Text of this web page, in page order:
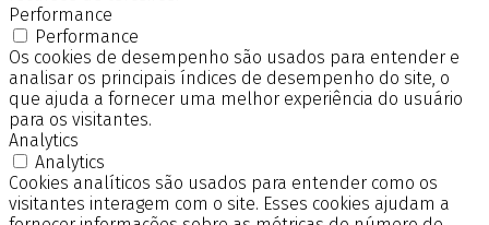
Performance
Performance
Os cookies de desempenho são usados para entender e
analisar os principais índices de desempenho do site, o
que ajuda a fornecer uma melhor experiência do usuário
para os visitantes.
Analytics
Analytics
Cookies analíticos são usados para entender como os
visitantes interagem com o site. Esses cookies ajudam a